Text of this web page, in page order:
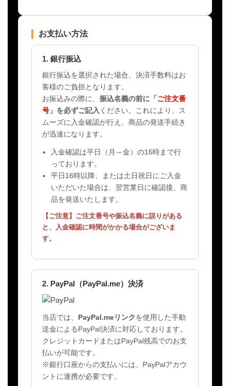
お支払い方法
1. 銀行振込
銀行振込を選択された場合、決済手数料はお
客様のご負担となります。
お振込みの際に、 振込名義の前に「 ご注文番
号 」を必ずご記入 ください。これにより、ス
ムーズに入金確認が行え、商品の発送手続き
が迅速になります。
入金確認は平日（月～金）の16時まで行
っております。
平日16時以降、または土日祝日にご入金
いただいた場合は、翌営業日に確認後、商
品を発送いたします。
【ご注意】ご注文番号や振込名義に誤りがある
と、入金確認に時間がかかる場合がございま
す。
2. PayPal（PayPal.me）決済
当店では、 PayPal.meリンクを使用した手動
送金によるPayPal決済に対応しております。
クレジットカードまたはPayPal残高でのお支
払いが可能です。
※銀行口座からの支払いには、PayPalアカウ
ントに連携が必要です。